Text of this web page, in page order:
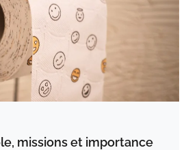
missions et importance